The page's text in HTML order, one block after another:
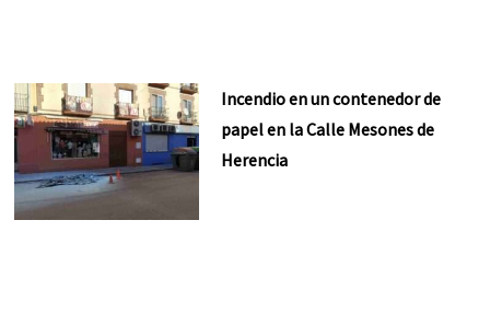
Incendio en un contenedor de
papel en la Calle Mesones de
Herencia